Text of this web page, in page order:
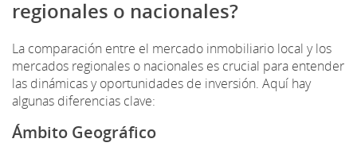
regionales o nacionales?
La comparación entre el mercado inmobiliario local y los
mercados regionales o nacionales es crucial para entender
las dinámicas y oportunidades de inversión. Aquí hay
algunas diferencias clave:
Ámbito Geográfico